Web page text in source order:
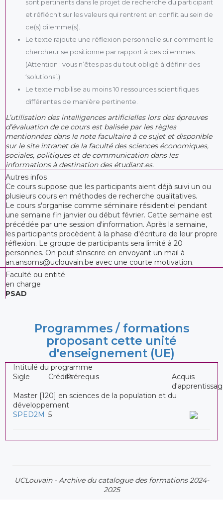
sont pertinents dans le projet de recherche du participant
et réfléchit sur les valeurs qui rentrent en conflit au sein de
ce(s) dilemme(s).
Le texte rajoute une réflexion personnelle sur comment le
chercheur se positionne par rapport à ces dilemmes.
(Attention : vous n’êtes pas du tout obligé à définir des
‘solutions’.)
Le texte mobilise au moins 10 ressources scientifiques
différentes de manière pertinente.
L’utilisation des intelligences artificielles lors des épreuves
d’évaluation de ce cours est balisée par les règles
mentionnées dans le note facultaire à ce sujet et disponible
sur le site intranet de la faculté des sciences économiques,
sociales, politiques et de communication dans les
informations à destination des étudiant.es.
Autres infos
Ce cours suppose que les participants aient déjà suivi un ou
plusieurs cours en méthodes de recherche qualitatives.
Le cours s'organise comme séminaire résidentiel pendant
une semaine fin janvier ou début février. Cette semaine est
précédée par une session d'information. Après la semaine,
les participants procèdent à la phase d'écriture de leur propre
réflexion. Le groupe de participants sera limité à 20
personnes. On peut s'inscrire en envoyant un mail à
an.ansoms@uclouvain.be avec une courte motivation.
Faculté ou entité
en charge
PSAD
Programmes / formations
proposant cette unité
d'enseignement (UE)
Intitulé du programme
Sigle
CréditsPrérequis
Acquis
Master [120] en sciences de la population et du
développement
SPED2M 5
UCLouvain - Archive du catalogue des formations 2024-
2025